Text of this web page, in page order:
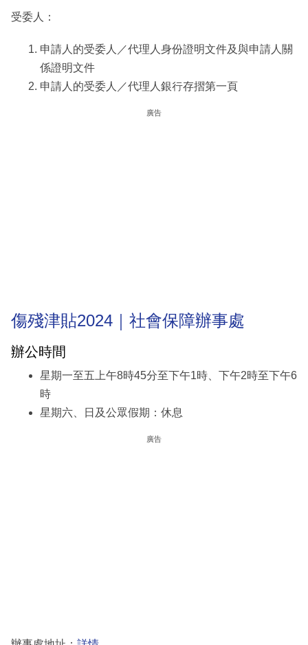
受委人：
申請人的受委人／代理人身份證明文件及與申請人關
係證明文件
申請人的受委人／代理人銀行存摺第一頁
廣告
傷殘津貼2024｜社會保障辦事處
辦公時間
星期一至五上午8時45分至下午1時、下午2時至下午6
時
星期六、日及公眾假期：休息
廣告